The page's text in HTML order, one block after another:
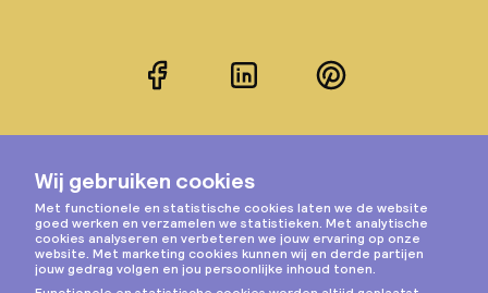
FacebookLinkedInPinterest
Instagram